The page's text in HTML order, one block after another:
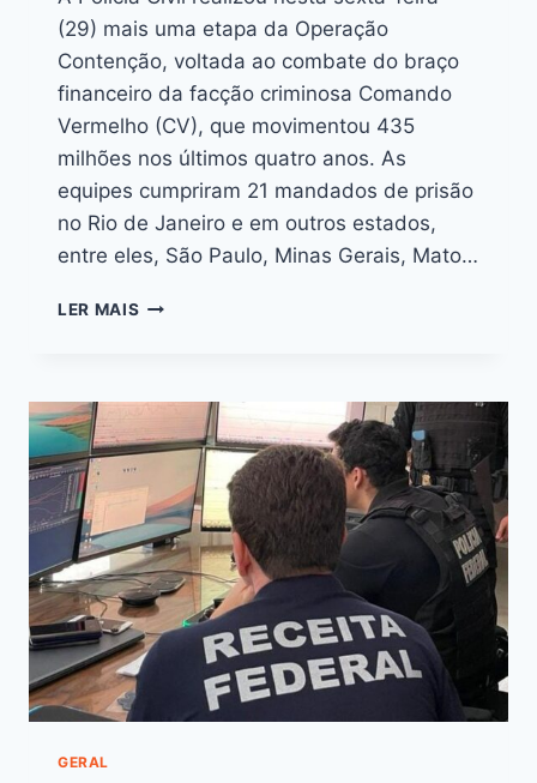
(29) mais uma etapa da Operação
Contenção, voltada ao combate do braço
financeiro da facção criminosa Comando
Vermelho (CV), que movimentou 435
milhões nos últimos quatro anos. As
equipes cumpriram 21 mandados de prisão
no Rio de Janeiro e em outros estados,
entre eles, São Paulo, Minas Gerais, Mato…
LER MAIS
GERAL